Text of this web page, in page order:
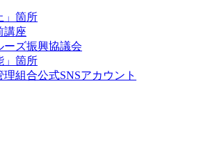
」箇所
講座
ーズ振興協議会
」箇所
組合公式SNSアカウント